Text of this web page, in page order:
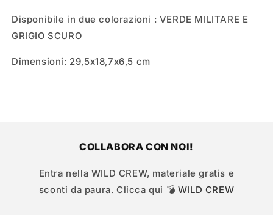
Disponibile in due colorazioni : VERDE MILITARE E
GRIGIO SCURO
Dimensioni: 29,5x18,7x6,5 cm
COLLABORA CON NOI!
Entra nella WILD CREW, materiale gratis e
sconti da paura. Clicca qui 💣 WILD CREW